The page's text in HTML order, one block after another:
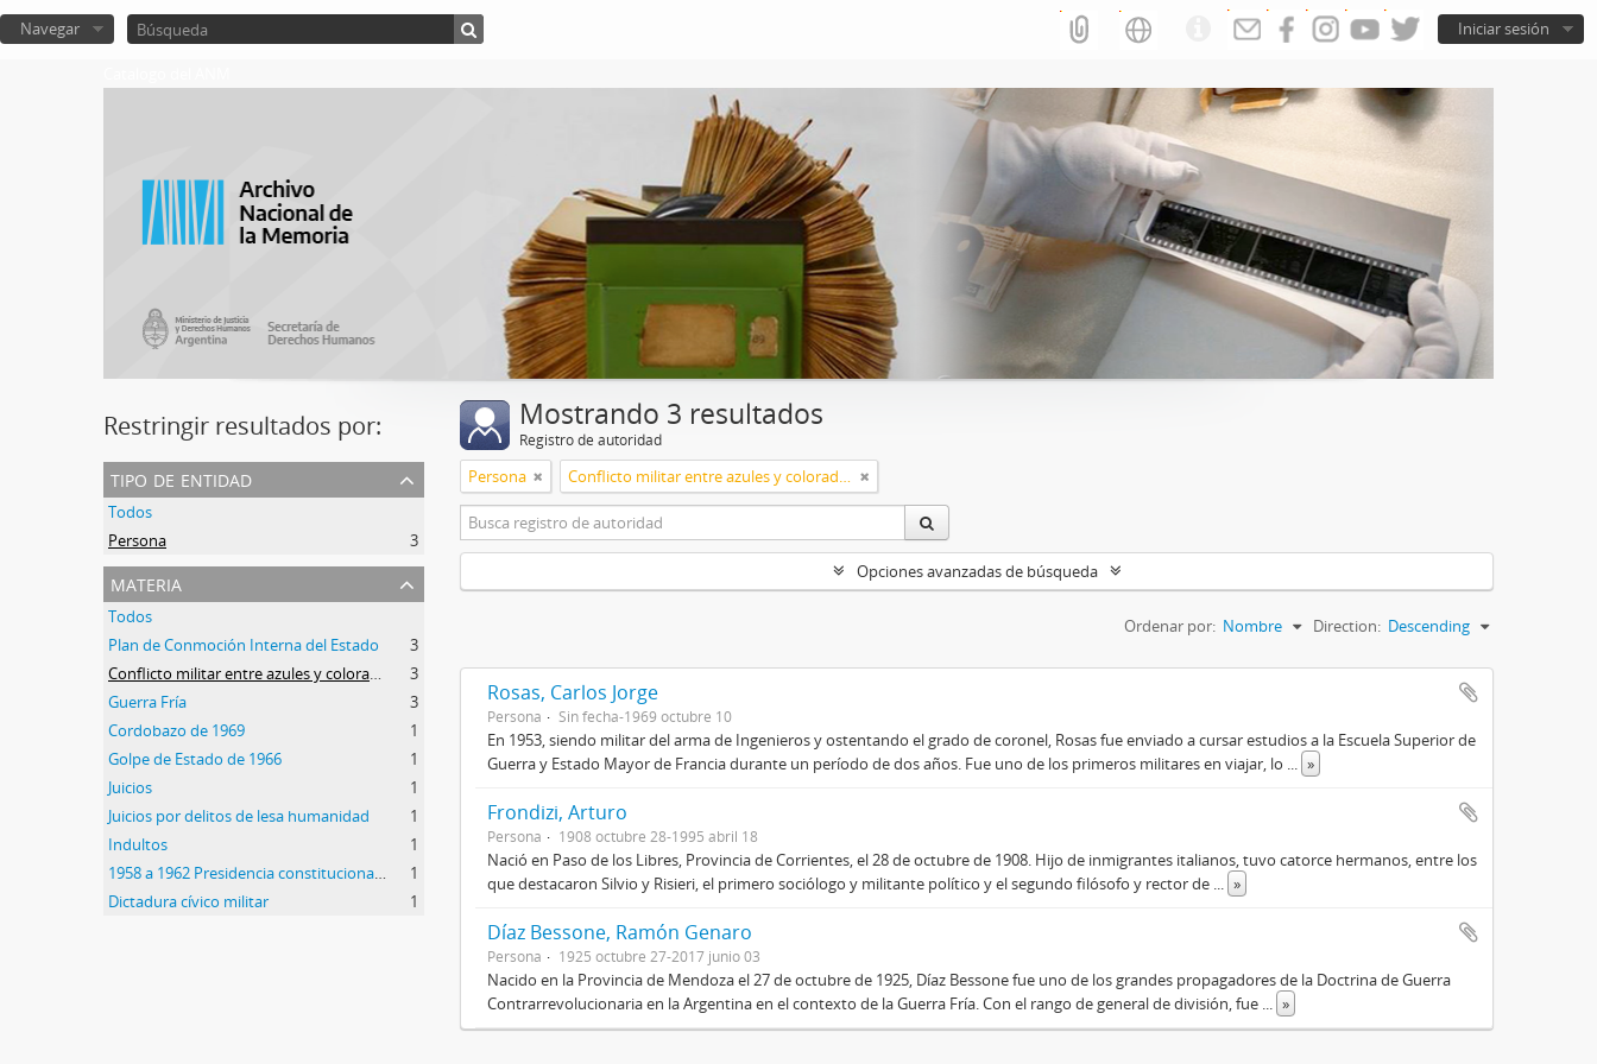
Iniciar sesión
Navegar
Restringir resultados por:
tipo de entidad
Todos
Persona
3
materia
Todos
Plan de Conmoción Interna del Estado
3
3
Guerra Fría
3
Cordobazo de 1969
1
Golpe de Estado de 1966
1
Juicios
1
Juicios por delitos de lesa humanidad
1
Indultos
1
1
Dictadura cívico militar
1
Mostrando 3 resultados
Registro de autoridad
Persona
Opciones avanzadas de búsqueda
Ordenar por: Nombre Direction: Descending
Rosas, Carlos Jorge
Persona Sin fecha-1969 octubre 10
En 1953, siendo militar del arma de Ingenieros y ostentando el grado de coronel, Rosas fue enviado a cursar estudios a la Escuela Superior de
Guerra y Estado Mayor de Francia durante un período de dos años. Fue uno de los primeros militares en viajar, lo
»
Frondizi, Arturo
Persona 1908 octubre 28-1995 abril 18
Nació en Paso de los Libres, Provincia de Corrientes, el 28 de octubre de 1908. Hijo de inmigrantes italianos, tuvo catorce hermanos, entre los
que destacaron Silvio y Risieri, el primero sociólogo y militante político y el segundo filósofo y rector de
»
Díaz Bessone, Ramón Genaro
Persona 1925 octubre 27-2017 junio 03
Nacido en la Provincia de Mendoza el 27 de octubre de 1925, Díaz Bessone fue uno de los grandes propagadores de la Doctrina de Guerra
Contrarrevolucionaria en la Argentina en el contexto de la Guerra Fría. Con el rango de general de división, fue
»